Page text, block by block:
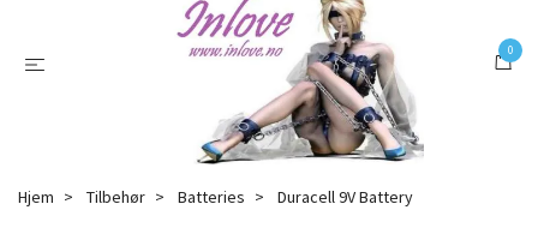
0
Hjem Tilbehør Batteries Duracell 9V Battery